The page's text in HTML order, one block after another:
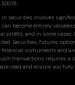
in securities involves
become entirely
profits, and in some cases,
Securities, futures,
financial instruments and
transactions requires a
read and ensure you